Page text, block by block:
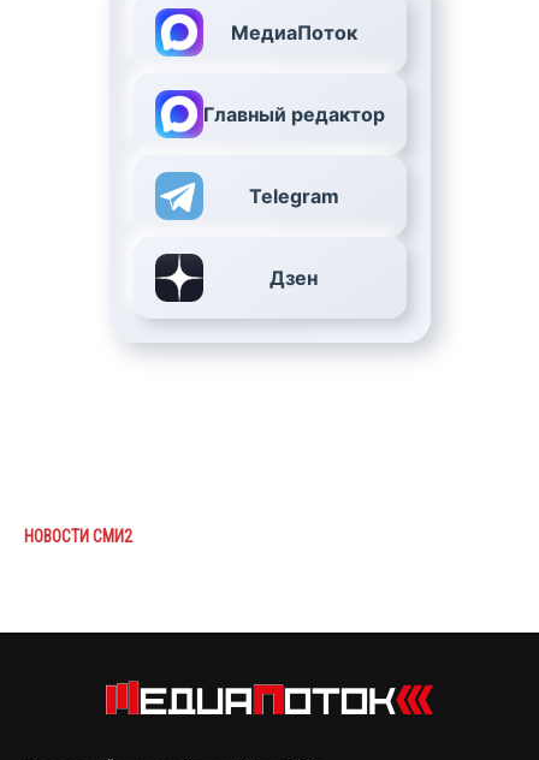
МедиаПоток
Главный редактор
Telegram
Дзен
НОВОСТИ СМИ2